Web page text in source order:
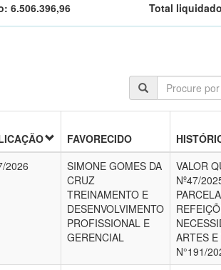
6.506.396,96 Total
FAVORECIDO
2026
SIMONE GOMES DA
CRUZ
TREINAMENTO E
DESENVOLVIMENTO
PROFISSIONAL E
GERENCIAL
VALOR
Nº47/
ARTES
N°191/